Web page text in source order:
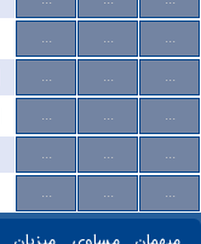
... ...
...
... ...
...
... ...
...
... ...
...
... ...
...